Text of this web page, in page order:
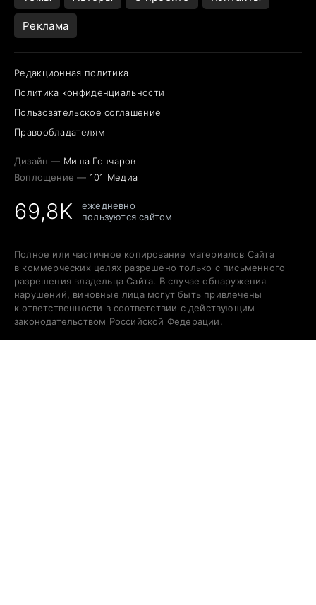
Реклама
Редакционная политика
Политика конфиденциальности
Пользовательское соглашение
Правообладателям
Дизайн — Миша Гончаров
Воплощение — 101 Медиа
69,8K
ежедневно
пользуются сайтом
Полное или частичное копирование материалов Сайта
в коммерческих целях разрешено только с письменного
разрешения владельца Сайта. В случае обнаружения
нарушений, виновные лица могут быть привлечены
к ответственности в соответствии с действующим
законодательством Российской Федерации.